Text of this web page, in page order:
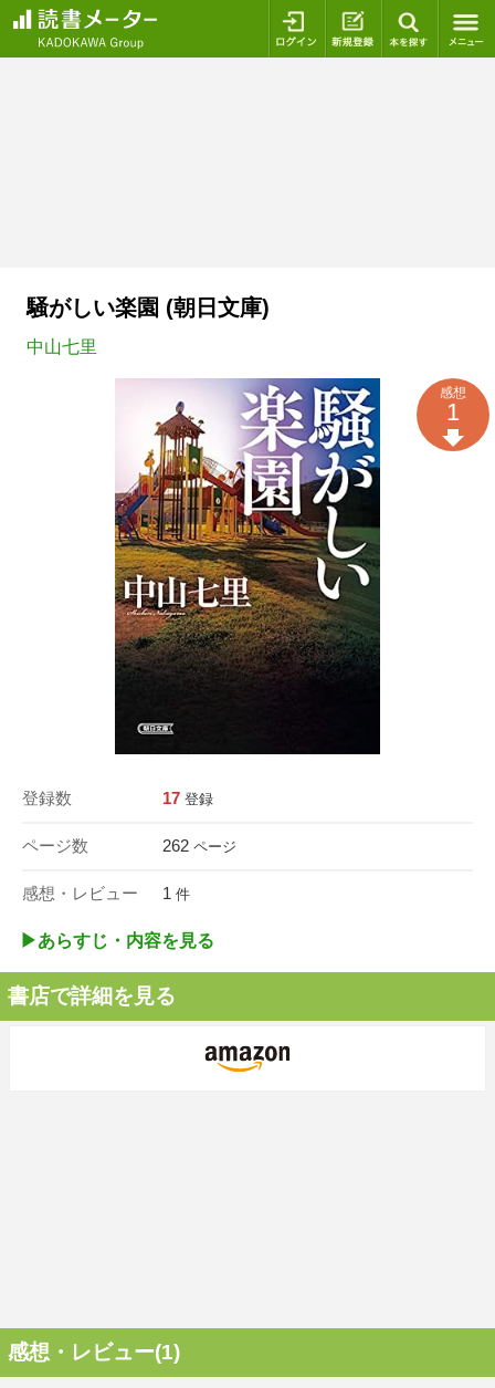
ログイン 新規登録
騒がしい楽園 (朝日文庫)
中山七里
登録数 17 登録
ページ数 262 ページ
感想・レビュー 1 件
感想
1
▶︎あらすじ・内容を見る
書店で詳細を見る
感想・レビュー(1)